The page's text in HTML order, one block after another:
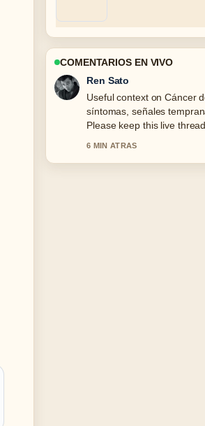
COMENTARIOS EN VIVO
Ren Sato
Useful context on Cáncer
síntomas, señales
Please keep this live
6 MIN ATRAS